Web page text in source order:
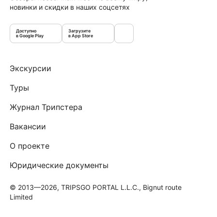
новинки и скидки в наших соцсетях
Доступно
в Google Play
Загрузите
в App Store
Экскурсии
Туры
Журнал Трипстера
Вакансии
О проекте
Юридические документы
© 2013—2026, TRIPSGO PORTAL L.L.C., Bignut route
Limited